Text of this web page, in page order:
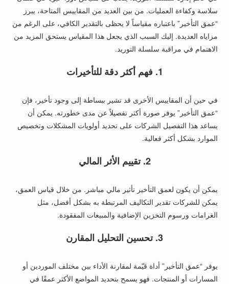
سلاسة وكفاءة العمليات. من بين العديد من المقاييس المتاحة، يبرز
“عمق التأخير” باعتباره مقياساً لا يحظى بالتقدير الكافي، على الرغم من
مزاياه العديدة. إليك السبب الذي يجعل هذا المقياس يستحق المزيد من
الاهتمام في مراقبة سلسلة التوريد.
1. فهم أكثر دقة للتأخيرات
في حين أن المقاييس الأخرى قد تشير ببساطة إلى وجود تأخير، فإن
“عمق التأخير” يوفر صورة أكثر تفصيلاً عن مدى خطورته. يمكن أن
يساعد هذا التفصيل الشركات على تحديد أولويات المشكلات وتخصيص
الموارد بشكل أكثر فعالية.
2. تقييم الأثر المالي
يمكن أن يكون لعمق التأخير تأثير مالي مباشر. من خلال قياس العمق،
يمكن للشركات تقدير التكاليف المرتبطة به بشكل أفضل، مثل
الغرامات ورسوم التخزين الإضافية والمبيعات المفقودة.
3. تحسين التحليل المقارن
يوفر “عمق التأخير” أداة قيّمة لمقارنة الأداء بين مختلف الموردين أو
المسارات أو المنتجات. فهو يسمح بتحديد المواضع الأكثر عمقًا في